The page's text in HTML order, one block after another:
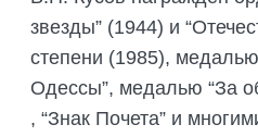
звезды” (1944) и
степени (1985),
Одессы”, медалью “За
, “Знак Почета” и